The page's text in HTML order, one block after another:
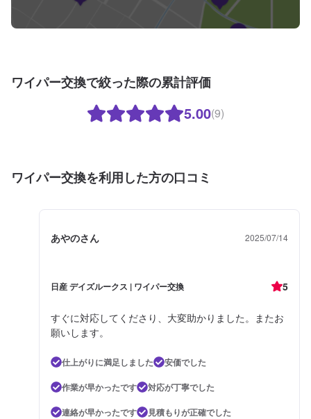
ワイパー交換で絞った際の累計評価
5.00(9)
ワイパー交換を利用した方の口コミ
あやのさん 2025/07/14
日産 デイズルークス | ワイパー交換 5
すぐに対応してくださり、大変助かりました。またお
願いします。
仕上がりに満足しました
安価でした
作業が早かったです
対応が丁寧でした
連絡が早かったです
見積もりが正確でした